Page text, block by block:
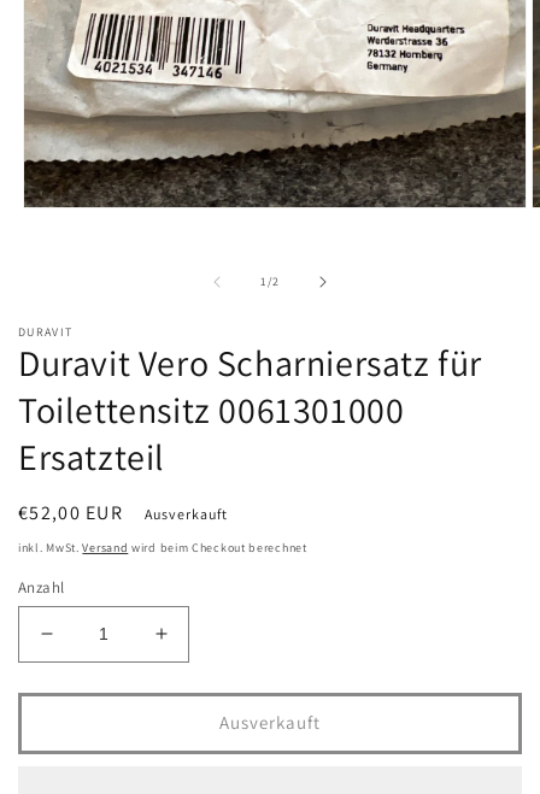
1/von
2
DURAVIT
Duravit Vero Scharniersatz für
Toilettensitz 0061301000
Ersatzteil
Normaler
Preis
€52,00 EUR Ausverkauft
inkl. MwSt.Versand wird beim Checkout berechnet
Anzahl
Verringere
die
Menge
Duravit
Erhöhe
die
Menge
Duravit
Ausverkauft